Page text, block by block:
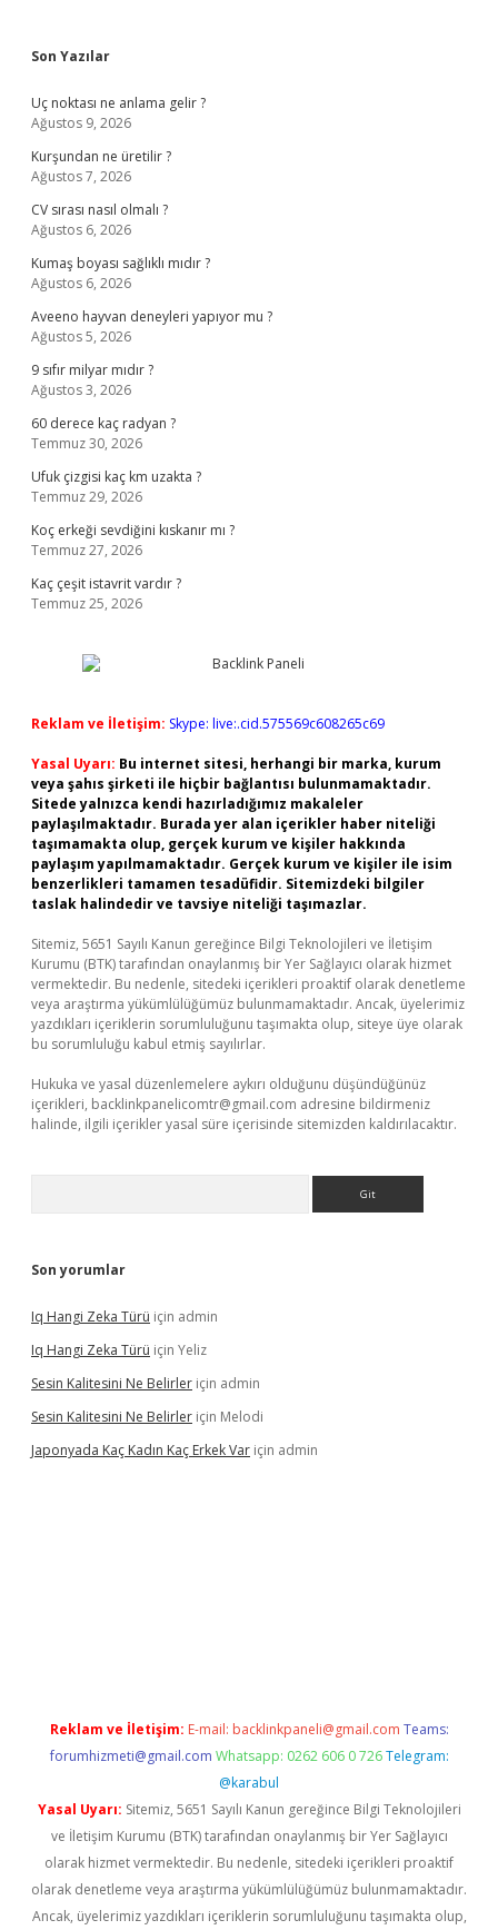
Sidebar
Son Yazılar
Uç noktası ne anlama gelir ?
Ağustos 9, 2026
Kurşundan ne üretilir ?
Ağustos 7, 2026
CV sırası nasıl olmalı ?
Ağustos 6, 2026
Kumaş boyası sağlıklı mıdır ?
Ağustos 6, 2026
Aveeno hayvan deneyleri yapıyor mu ?
Ağustos 5, 2026
9 sıfır milyar mıdır ?
Ağustos 3, 2026
60 derece kaç radyan ?
Temmuz 30, 2026
Ufuk çizgisi kaç km uzakta ?
Temmuz 29, 2026
Koç erkeği sevdiğini kıskanır mı ?
Temmuz 27, 2026
Kaç çeşit istavrit vardır ?
Temmuz 25, 2026
Reklam ve İletişim: Skype: live:.cid.575569c608265c69
Yasal Uyarı: Bu internet sitesi, herhangi bir marka, kurum
veya şahıs şirketi ile hiçbir bağlantısı bulunmamaktadır.
Sitede yalnızca kendi hazırladığımız makaleler
paylaşılmaktadır. Burada yer alan içerikler haber niteliği
taşımamakta olup, gerçek kurum ve kişiler hakkında
paylaşım yapılmamaktadır. Gerçek kurum ve kişiler ile isim
benzerlikleri tamamen tesadüfidir. Sitemizdeki bilgiler
taslak halindedir ve tavsiye niteliği taşımazlar.
Sitemiz, 5651 Sayılı Kanun gereğince Bilgi Teknolojileri ve İletişim
Kurumu (BTK) tarafından onaylanmış bir Yer Sağlayıcı olarak hizmet
vermektedir. Bu nedenle, sitedeki içerikleri proaktif olarak denetleme
veya araştırma yükümlülüğümüz bulunmamaktadır. Ancak, üyelerimiz
yazdıkları içeriklerin sorumluluğunu taşımakta olup, siteye üye olarak
bu sorumluluğu kabul etmiş sayılırlar.
Hukuka ve yasal düzenlemelere aykırı olduğunu düşündüğünüz
içerikleri, backlinkpanelicomtr@gmail.com adresine bildirmeniz
halinde, ilgili içerikler yasal süre içerisinde sitemizden kaldırılacaktır.
Son yorumlar
Iq Hangi Zeka Türü için admin
Iq Hangi Zeka Türü için Yeliz
Sesin Kalitesini Ne Belirler için admin
Sesin Kalitesini Ne Belirler için Melodi
Japonyada Kaç Kadın Kaç Erkek Var için admin
Reklam ve İletişim: E-mail: backlinkpaneli@gmail.com Teams:
forumhizmeti@gmail.com Whatsapp: 0262 606 0 726 Telegram:
@karabul
Yasal Uyarı: Sitemiz, 5651 Sayılı Kanun gereğince Bilgi Teknolojileri
ve İletişim Kurumu (BTK) tarafından onaylanmış bir Yer Sağlayıcı
olarak hizmet vermektedir. Bu nedenle, sitedeki içerikleri proaktif
olarak denetleme veya araştırma yükümlülüğümüz bulunmamaktadır.
Ancak, üyelerimiz yazdıkları içeriklerin sorumluluğunu taşımakta olup,